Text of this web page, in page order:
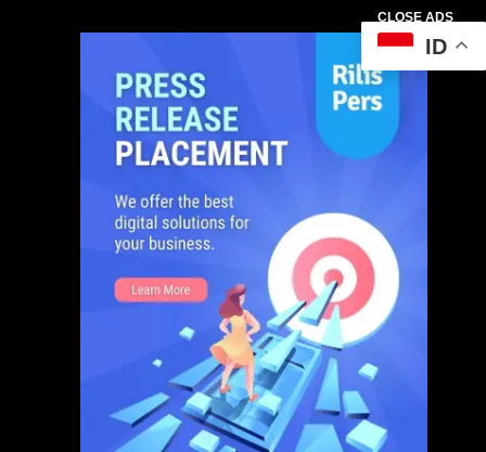
CLOSE ADS
ID